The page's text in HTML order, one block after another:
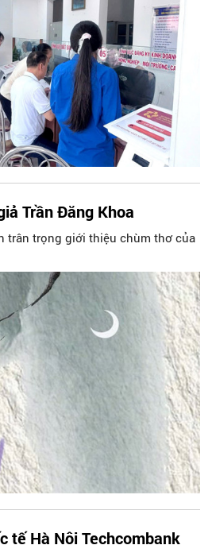
Trần Đăng Khoa
trân trọng giới thiệu chùm thơ của
tế Hà Nội Techcombank